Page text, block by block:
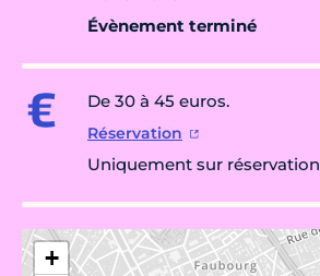
Évènement terminé
De 30 à 45 euros.
Réservation
Uniquement sur réservation
+